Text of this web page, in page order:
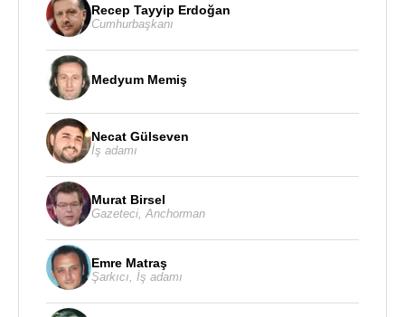
Recep Tayyip Erdoğan
Cumhurbaşkanı
Medyum Memiş
Necat Gülseven
İş adamı
Murat Birsel
Gazeteci Anchorman
Emre Matraş
Şarkıcı İş adamı